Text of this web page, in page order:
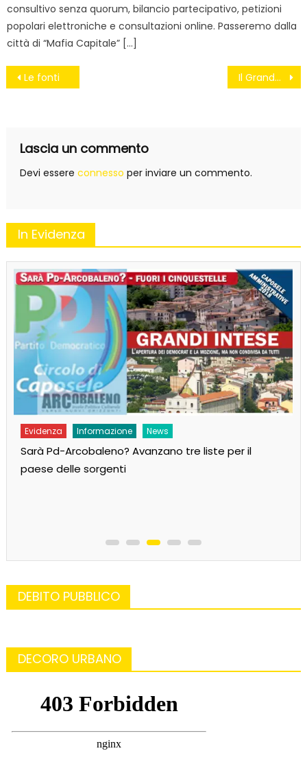
consultivo senza quorum, bilancio partecipativo, petizioni
popolari elettroniche e consultazioni online. Passeremo dalla
città di “Mafia Capitale” […]
Navigazione
Le fonti Il Grande Alibi
Lascia un commento
Devi essere connesso per inviare un commento.
In Evidenza
Evidenza Informazione News
Sarà Pd-Arcobaleno? Avanzano tre liste per il
paese delle sorgenti
DEBITO PUBBLICO
DECORO URBANO